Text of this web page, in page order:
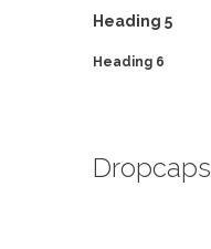
Heading 5
Heading 6
Dropcaps